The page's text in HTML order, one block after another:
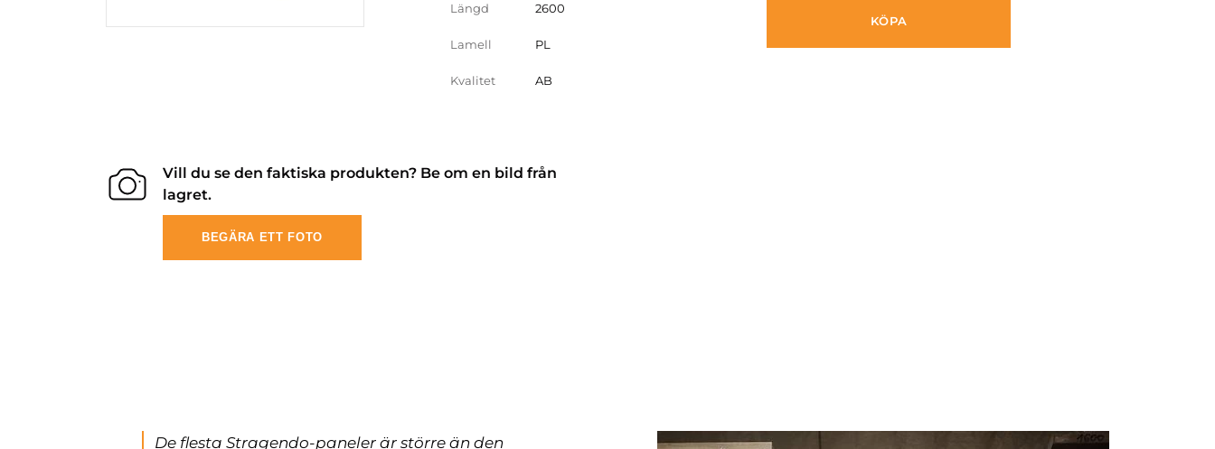
Längd 2600
Lamell PL
Kvalitet AB
KÖPA
Vill du se den faktiska produkten? Be om en bild från
lagret.
BEGÄRA ETT FOTO
De flesta Stragendo-paneler är större än den